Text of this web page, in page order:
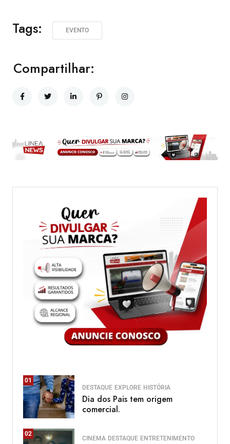
Tags: EVENTO
Compartilhar:
01
DESTAQUE EXPLORE HISTÓRIA
Dia dos Pais tem origem
comercial.
02
CINEMA DESTAQUE ENTRETENIMENTO